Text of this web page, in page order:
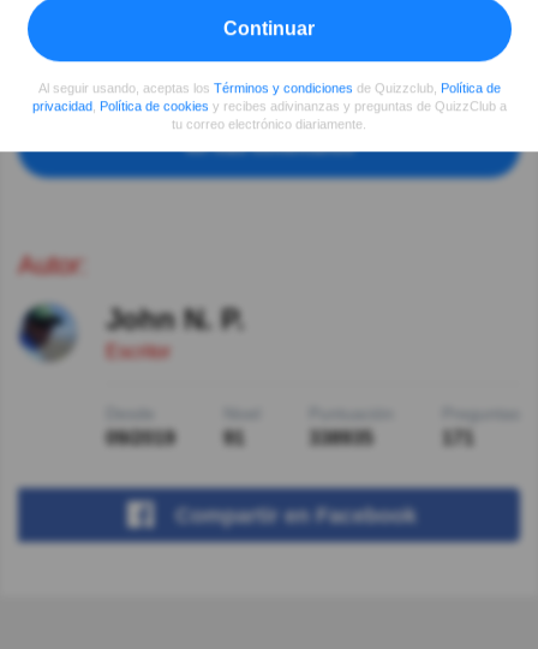
Atroz, además les hace mal
Ver más comentarios
Autor:
John N. P.
Escritor
09/2019 91 338935 171
Compartir en Facebook
Continuar
Al seguir usando, aceptas los Términos y condiciones de Quizzclub, Política de
privacidad
Política de cookies y recibes adivinanzas y preguntas de QuizzClub a
tu correo electrónico diariamente.